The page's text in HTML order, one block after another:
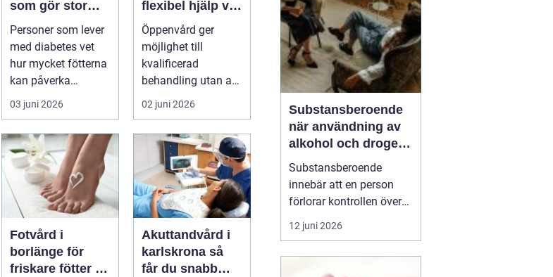
som gör stor
skillnad för
känsliga fötter
Personer som lever
med diabetes vet
hur mycket fötterna
kan påverka
vardagen. Nedsatt
känsel, sämre ...
03 juni 2026
flexibel hjälp vid
beroende och
annan
problematik
Öppenvård ger
möjlighet till
kvalificerad
behandling utan att
personen behöver
lämna sitt hem, sitt
...
02 juni 2026
Fotvård i
borlänge för
friskare fötter i
Akuttandvård i
karlskrona så
får du snabb
lindra smärta...
Substansberoende
när användning av
alkohol och droger
tar över vardagen
Substansberoende
innebär att en person
förlorar kontrollen över
sin konsumtion av
alkohol, läkemedel eller
12 juni 2026